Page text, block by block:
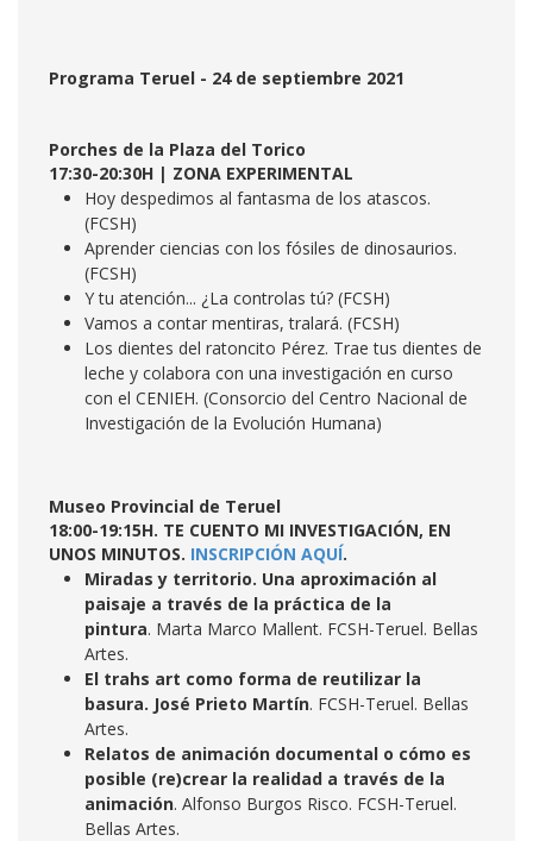
Programa Teruel - 24 de septiembre 2021
Porches de la Plaza del Torico
17:30-20:30H | ZONA EXPERIMENTAL
Hoy despedimos al fantasma de los atascos.
(FCSH)
Aprender ciencias con los fósiles de dinosaurios.
(FCSH)
Y tu atención... ¿La controlas tú? (FCSH)
Vamos a contar mentiras, tralará. (FCSH)
Los dientes del ratoncito Pérez. Trae tus dientes de
leche y colabora con una investigación en curso
con el CENIEH. (Consorcio del Centro Nacional de
Investigación de la Evolución Humana)
Museo Provincial de Teruel
18:00-19:15H. TE CUENTO MI INVESTIGACIÓN, EN
UNOS MINUTOS. INSCRIPCIÓN AQUÍ.
Miradas y territorio. Una aproximación al
paisaje a través de la práctica de la
pintura. Marta Marco Mallent. FCSH-Teruel. Bellas
Artes.
El trahs art como forma de reutilizar la
basura. José Prieto Martín. FCSH-Teruel. Bellas
Artes.
Relatos de animación documental o cómo es
posible (re)crear la realidad a través de la
animación. Alfonso Burgos Risco. FCSH-Teruel.
Bellas Artes.